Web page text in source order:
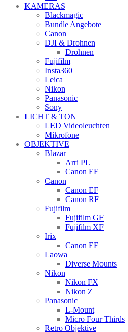
KAMERAS
Blackmagic
Bundle Angebote
Canon
DJI & Drohnen
Drohnen
Fujifilm
Insta360
Leica
Nikon
Panasonic
Sony
LICHT & TON
LED Videoleuchten
Mikrofone
OBJEKTIVE
Blazar
Arri PL
Canon EF
Canon
Canon EF
Canon RF
Fujifilm
Fujifilm GF
Fujifilm XF
Irix
Canon EF
Laowa
Diverse Mounts
Nikon
Nikon FX
Nikon Z
Panasonic
L-Mount
Micro Four Thirds
Retro Objektive